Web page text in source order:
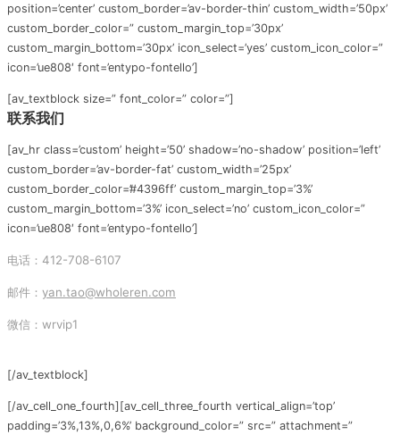
position=’center’ custom_border=’av-border-thin’ custom_width=’50px’
custom_border_color=” custom_margin_top=’30px’
custom_margin_bottom=’30px’ icon_select=’yes’ custom_icon_color=”
icon=’ue808′ font=’entypo-fontello’]
[av_textblock size=” font_color=” color=”]
联系我们
[av_hr class=’custom’ height=’50’ shadow=’no-shadow’ position=’left’
custom_border=’av-border-fat’ custom_width=’25px’
custom_border_color=’#4396ff’ custom_margin_top=’3%’
custom_margin_bottom=’3%’ icon_select=’no’ custom_icon_color=”
icon=’ue808′ font=’entypo-fontello’]
电话：412-708-6107
邮件： yan.tao@wholeren.com
微信：wrvip1
[/av_textblock]
[/av_cell_one_fourth][av_cell_three_fourth vertical_align=’top’
padding=’3%,13%,0,6%’ background_color=” src=” attachment=”